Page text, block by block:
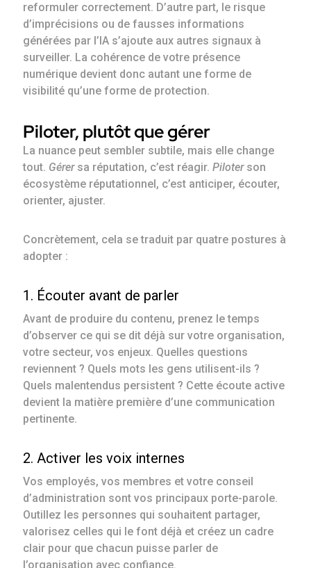
reformuler correctement. D’autre part, le risque
d’imprécisions ou de fausses informations
générées par l’IA s’ajoute aux autres signaux à
surveiller. La cohérence de votre présence
numérique devient donc autant une forme de
visibilité qu’une forme de protection.
Piloter, plutôt que gérer
La nuance peut sembler subtile, mais elle change
tout. Gérersa réputation, c’est réagir.Piloterson
écosystème réputationnel, c’est anticiper, écouter,
orienter, ajuster.
Concrètement, cela se traduit par quatre postures à
adopter :
1. Écouter avant de parler
Avant de produire du contenu, prenez le temps
d’observer ce qui se dit déjà sur votre organisation,
votre secteur, vos enjeux. Quelles questions
reviennent ? Quels mots les gens utilisent-ils ?
Quels malentendus persistent ? Cette écoute active
devient la matière première d’une communication
pertinente.
2. Activer les voix internes
Vos employés, vos membres et votre conseil
d’administration sont vos principaux porte-parole.
Outillez les personnes qui souhaitent partager,
valorisez celles qui le font déjà et créez un cadre
clair pour que chacun puisse parler de
l’organisation avec confiance.